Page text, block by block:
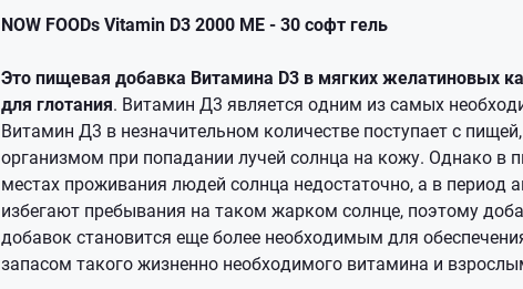
NOW FOODs Vitamin D3 2000 ME - 30 софт гель
Это пищевая добавка Витамина D3 в мягких желатиновых
для глотания. Витамин Д3 является одним из самых
Витамин Д3 в незначительном количестве поступает с
организмом при попадании лучей солнца на кожу. Однако в
местах проживания людей солнца недостаточно, а в период
избегают пребывания на таком жарком солнце, поэтому
добавок становится еще более необходимым для
запасом такого жизненно необходимого витамина и